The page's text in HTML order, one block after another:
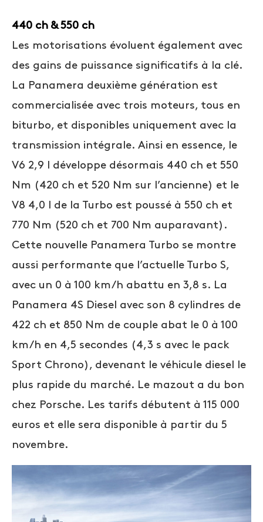
440 ch & 550 ch
Les motorisations évoluent également avec
des gains de puissance significatifs à la clé.
La Panamera deuxième génération est
commercialisée avec trois moteurs, tous en
biturbo, et disponibles uniquement avec la
transmission intégrale. Ainsi en essence, le
V6 2,9 l développe désormais 440 ch et 550
Nm (420 ch et 520 Nm sur l’ancienne) et le
V8 4,0 l de la Turbo est poussé à 550 ch et
770 Nm (520 ch et 700 Nm auparavant).
Cette nouvelle Panamera Turbo se montre
aussi performante que l’actuelle Turbo S,
avec un 0 à 100 km/h abattu en 3,8 s. La
Panamera 4S Diesel avec son 8 cylindres de
422 ch et 850 Nm de couple abat le 0 à 100
km/h en 4,5 secondes (4,3 s avec le pack
Sport Chrono), devenant le véhicule diesel le
plus rapide du marché. Le mazout a du bon
chez Porsche. Les tarifs débutent à 115 000
euros et elle sera disponible à partir du 5
novembre.